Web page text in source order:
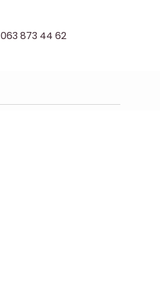
063 873 44 62